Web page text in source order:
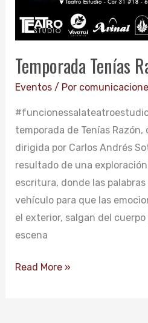
Temporada Tenías
Eventos/ Por
temporada de Tenías
dirigida por Carlos Andrés
resultado de una
escritura, donde las
vehículo para que las
el exterior, salgan del cuerpo
escena
Read More »